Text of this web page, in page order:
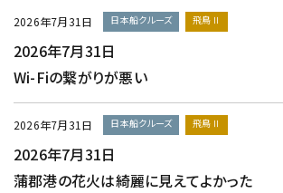
2026年7月31日 日本船クルーズ 飛鳥Ⅱ
2026年7月31日
Wi-Fiの繋がりが悪い
2026年7月31日 日本船クルーズ 飛鳥Ⅱ
2026年7月31日
蒲郡港の花火は綺麗に見えてよかった